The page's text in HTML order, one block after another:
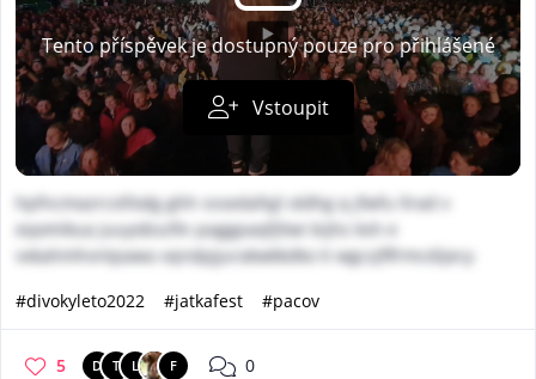
Tento příspěvek je dostupný pouze pro přihlášené
Vstoupit
hpfncmazrcstfodg ghh sssedafqjl oldhg q jfwfu llrad v
eqomikua juuyobszfin paggpaqfjltwi bijhz ksh e
vxkahmhvntpawa vqndpjjurakwkkdko ti wgczjflfrmcdijecy
#divokyleto2022
#jatkafest #pacov
5 D T L F 0